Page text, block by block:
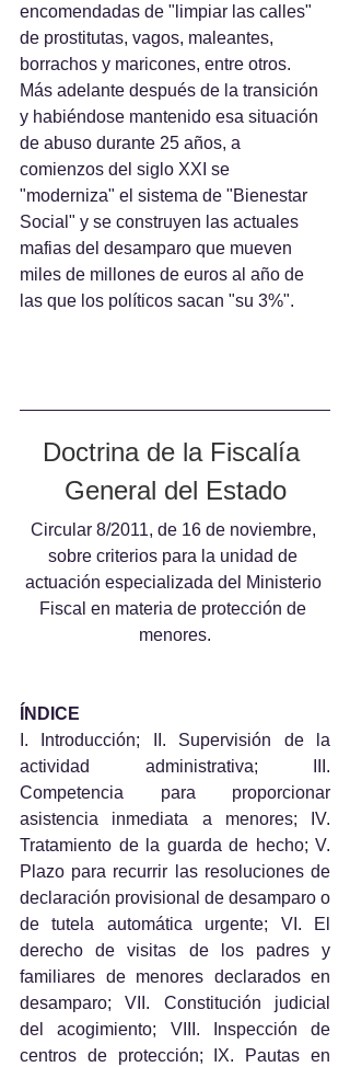
encomendadas de "limpiar las calles"
de prostitutas, vagos, maleantes,
borrachos y maricones, entre otros.
Más adelante después de la transición
y habiéndose mantenido esa situación
de abuso durante 25 años, a
comienzos del siglo XXI se
"moderniza" el sistema de "Bienestar
Social" y se construyen las actuales
mafias del desamparo que mueven
miles de millones de euros al año de
las que los políticos sacan "su 3%".
Doctrina de la Fiscalía
General del Estado
Circular 8/2011, de 16 de noviembre,
sobre criterios para la unidad de
actuación especializada del Ministerio
Fiscal en materia de protección de
menores.
ÍNDICE
I. Introducción; II. Supervisión de la
actividad administrativa; III.
Competencia para proporcionar
asistencia inmediata a menores; IV.
Tratamiento de la guarda de hecho; V.
Plazo para recurrir las resoluciones de
declaración provisional de desamparo o
de tutela automática urgente; VI. El
derecho de visitas de los padres y
familiares de menores declarados en
desamparo; VII. Constitución judicial
del acogimiento; VIII. Inspección de
centros de protección; IX. Pautas en